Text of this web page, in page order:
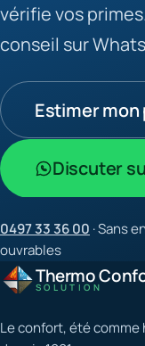
vérifie vos
conseil sur
Estimer
Discuter
0497 33 36 00 · Sans
ouvrables
Thermo
SOLUTION
Le confort, été